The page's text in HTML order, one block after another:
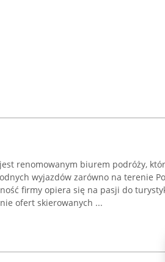
renomowanym biurem podróży,
wyjazdów zarówno na terenie
firmy opiera się na pasji do
ofert skierowanych ...